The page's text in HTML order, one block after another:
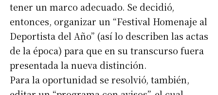
tener un marco adecuado. Se decidió,
entonces, organizar un “Festival Homenaje al
Deportista del Año” (así lo describen las actas
de la época) para que en su transcurso fuera
presentada la nueva distinción.
Para la oportunidad se resolvió, también,